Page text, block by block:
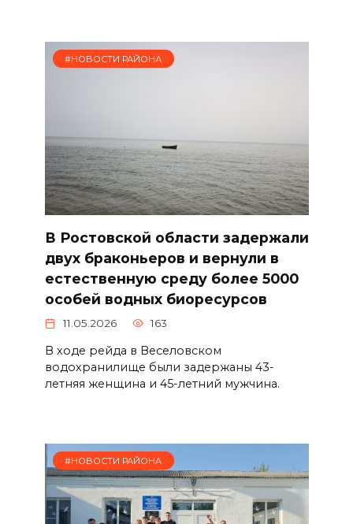
#НОВОСТИ РАЙОНА
В Ростовской области задержали
двух браконьеров и вернули в
естественную среду более 5000
особей водных биоресурсов
11.05.2026 163
В ходе рейда в Веселовском
водохранилище были задержаны 43-
летняя женщина и 45-летний мужчина.
#НОВОСТИ РАЙОНА